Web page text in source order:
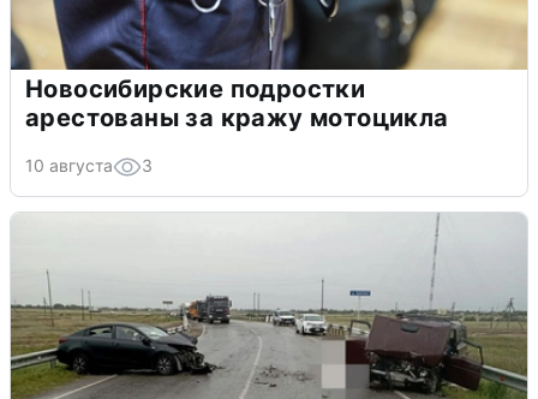
Новосибирские подростки
арестованы за кражу мотоцикла
10 августа 3